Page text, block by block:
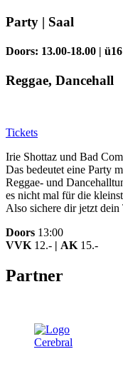
Party | Saal
Doors: 13.00-18.00 | ü16
Reggae, Dancehall
Tickets
Irie Shottaz und Bad
Das bedeutet eine Party
Reggae- und
es nicht mal für die
Also sichere dir jetzt dein
Doors 13:00
VVK 12.- | AK 15.-
Partner